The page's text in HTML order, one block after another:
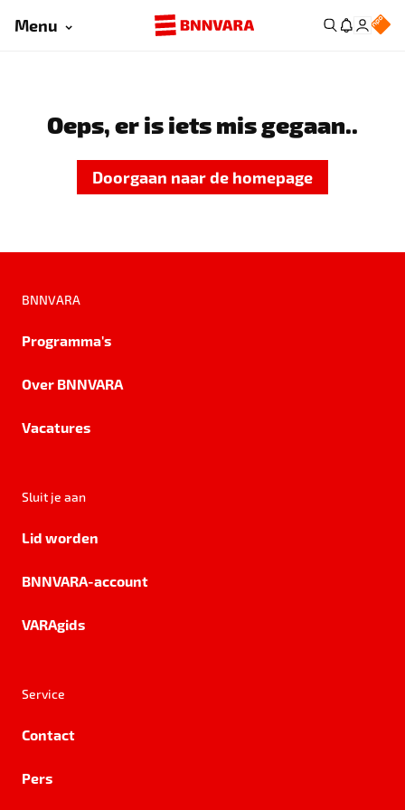
Menu
Oeps, er is iets mis gegaan..
Doorgaan naar de homepage
BNNVARA
Programma's
Over BNNVARA
Vacatures
Sluit je aan
Lid worden
BNNVARA-account
VARAgids
Service
Contact
Pers